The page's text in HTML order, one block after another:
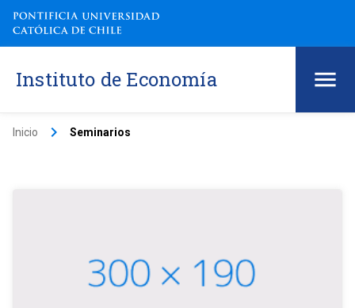
Instituto de Economía
Inicio keyboard_arrow_right Seminarios